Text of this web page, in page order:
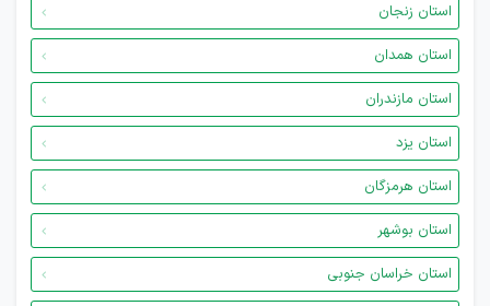
استان زنجان
استان همدان
استان مازندران
استان یزد
استان هرمزگان
استان بوشهر
استان خراسان جنوبی